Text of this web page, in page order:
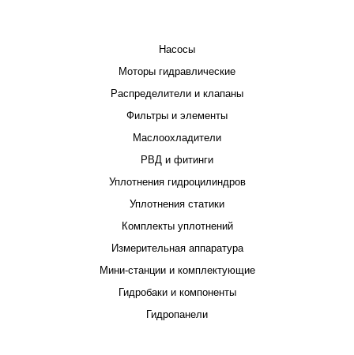
Насосы
Моторы гидравлические
Распределители и клапаны
Фильтры и элементы
Маслоохладители
РВД и фитинги
Уплотнения гидроцилиндров
Уплотнения статики
Комплекты уплотнений
Измерительная аппаратура
Мини-станции и комплектующие
Гидробаки и компоненты
Гидропанели